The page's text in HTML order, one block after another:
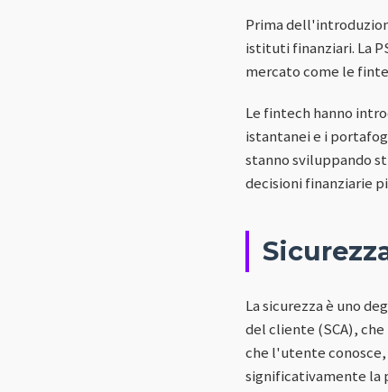
Prima
istituti finanziari. La
mercato come le
Le fintech hanno
istantanei e i
stanno sviluppando
decisioni finanziarie
La sicurezza è uno
del cliente (SCA),
che l'utente
significativamente la